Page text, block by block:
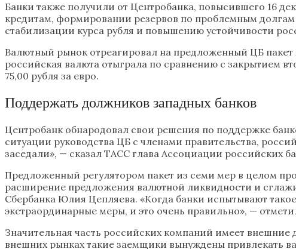
Банки также получили от Центробанка, повысившего 16
кредитам, формировании резервов по проблемным
стабилизации курса рубля и повышению устойчивости
Валютный рынок отреагировал на предложенный ЦБ пакет
российская валюта отыграла по сравнению с закрытием
75,00 рубля за евро.
Поддержать должников западных банков
Центробанк обнародовал свои решения по поддержке
ситуации руководства ЦБ с членами правительства,
заседали», — сказал ТАСС глава Ассоциации российских
Предложенный регулятором пакет из семи мер в целом
расширение предложения валютной ликвидности и
Сбербанка Юлия Цепляева. «Когда банки испытывают
экстраординарные меры, и это очень правильно», —
Значительная часть российских компаний имеет
внешних рынках такие заемщики вынуждены привлекать